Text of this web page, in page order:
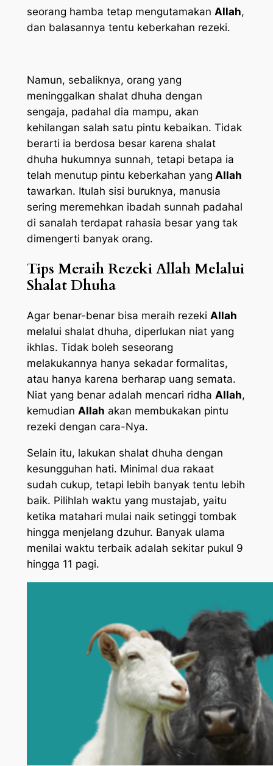
seorang hamba tetap mengutamakan Allah,
dan balasannya tentu keberkahan rezeki.
Namun, sebaliknya, orang yang
meninggalkan shalat dhuha dengan
sengaja, padahal dia mampu, akan
kehilangan salah satu pintu kebaikan. Tidak
berarti ia berdosa besar karena shalat
dhuha hukumnya sunnah, tetapi betapa ia
telah menutup pintu keberkahan yang Allah
tawarkan. Itulah sisi buruknya, manusia
sering meremehkan ibadah sunnah padahal
di sanalah terdapat rahasia besar yang tak
dimengerti banyak orang.
Tips Meraih Rezeki Allah Melalui
Shalat Dhuha
Agar benar-benar bisa meraih rezeki Allah
melalui shalat dhuha, diperlukan niat yang
ikhlas. Tidak boleh seseorang
melakukannya hanya sekadar formalitas,
atau hanya karena berharap uang semata.
Niat yang benar adalah mencari ridha Allah,
kemudian Allah akan membukakan pintu
rezeki dengan cara-Nya.
Selain itu, lakukan shalat dhuha dengan
kesungguhan hati. Minimal dua rakaat
sudah cukup, tetapi lebih banyak tentu lebih
baik. Pilihlah waktu yang mustajab, yaitu
ketika matahari mulai naik setinggi tombak
hingga menjelang dzuhur. Banyak ulama
menilai waktu terbaik adalah sekitar pukul 9
hingga 11 pagi.